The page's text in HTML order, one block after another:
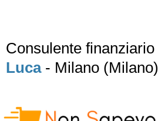
Consulente finanziario
Luca- Milano (Milano)